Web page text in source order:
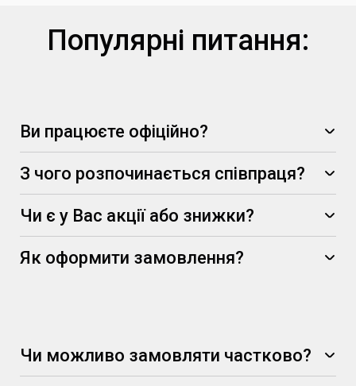
Популярні питання:
Ви працюєте офіційно?
З чого розпочинається співпраця?
Чи є у Вас акції або знижки?
-5%
Як оформити замовлення?
Чи можливо замовляти частково?